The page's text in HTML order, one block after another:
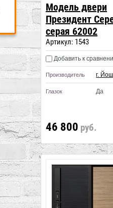
Модель двери
Президент
серая 62002
Артикул: 1543
Добавить к
Производитель г.
Глазок Да
46 800 руб.